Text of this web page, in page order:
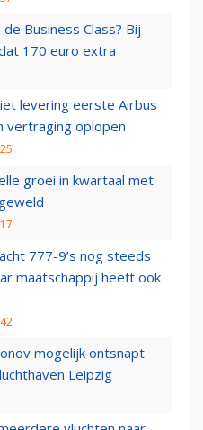
Business Class? Bij
170 euro extra
levering eerste Airbus
vertraging oplopen
groei in kwartaal met
777-9’s nog steeds
maatschappij heeft ook
mogelijk ontsnapt
Leipzig